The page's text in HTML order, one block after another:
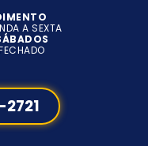
A SEXTA